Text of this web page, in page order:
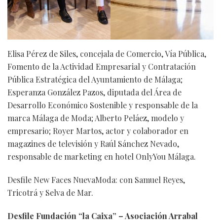
Elisa Pérez de Siles, concejala de Comercio, Vía Pública,
Fomento de la Actividad Empresarial y Contratación
Pública Estratégica del Ayuntamiento de Málaga;
Esperanza González Pazos, diputada del Área de
Desarrollo Económico Sostenible y responsable de la
marca Málaga de Moda; Alberto Peláez, modelo y
empresario; Royer Martos, actor y colaborador en
magazines de televisión y Raúl Sánchez Nevado,
responsable de marketing en hotel OnlyYou Málaga.
Desfile New Faces NuevaModa: con Samuel Reyes,
Tricotrá y Selva de Mar.
Desfile Fundación “la Caixa” – Asociación Arrabal